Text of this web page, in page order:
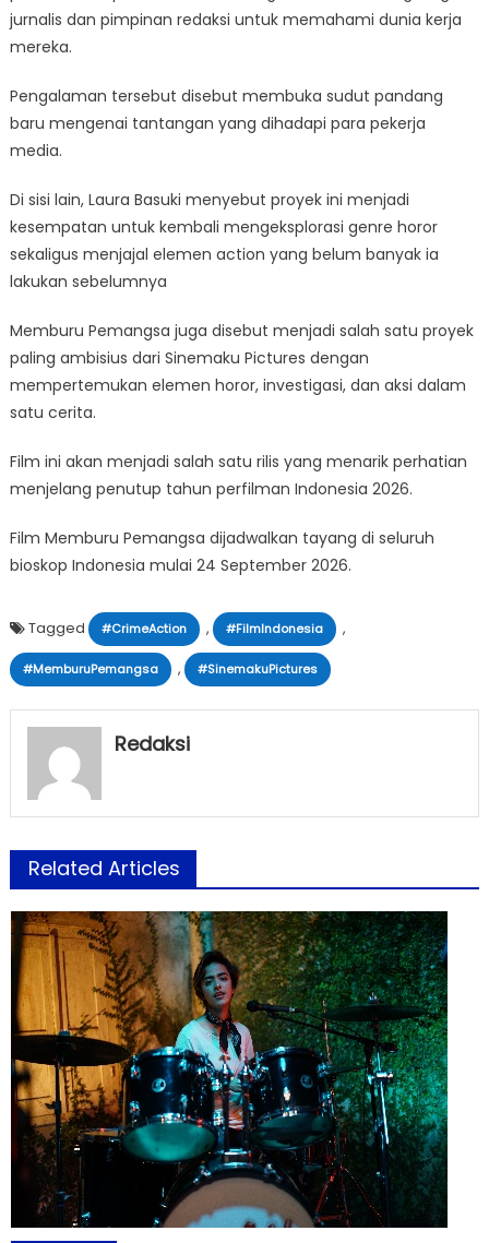
jurnalis dan pimpinan redaksi untuk memahami dunia kerja
mereka.
Pengalaman tersebut disebut membuka sudut pandang
baru mengenai tantangan yang dihadapi para pekerja
media.
Di sisi lain, Laura Basuki menyebut proyek ini menjadi
kesempatan untuk kembali mengeksplorasi genre horor
sekaligus menjajal elemen action yang belum banyak ia
lakukan sebelumnya
Memburu Pemangsa juga disebut menjadi salah satu proyek
paling ambisius dari Sinemaku Pictures dengan
mempertemukan elemen horor, investigasi, dan aksi dalam
satu cerita.
Film ini akan menjadi salah satu rilis yang menarik perhatian
menjelang penutup tahun perfilman Indonesia 2026.
Film Memburu Pemangsa dijadwalkan tayang di seluruh
bioskop Indonesia mulai 24 September 2026.
Tagged #CrimeAction , #FilmIndonesia ,
#MemburuPemangsa , #SinemakuPictures
Redaksi
Related Articles